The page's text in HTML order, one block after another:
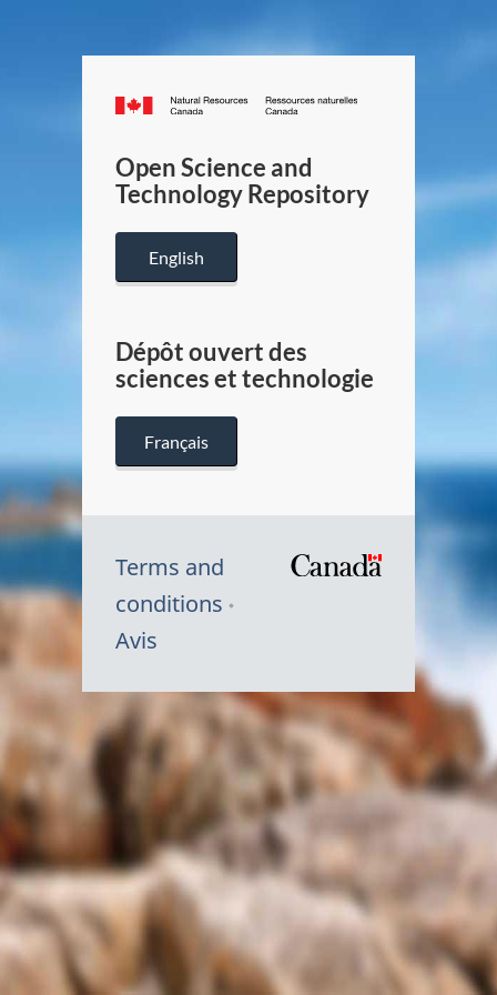
Canada.ca
/
Canada
Open Science and
Technology Repository
English
Dépôt ouvert des
sciences et technologie
Français
Terms and
conditions
Avis
Symbole
du
Canada